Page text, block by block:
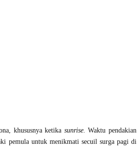
khususnya ketika sunrise.Waktu pendakian
pemula untuk menikmati secuil surga pagi di